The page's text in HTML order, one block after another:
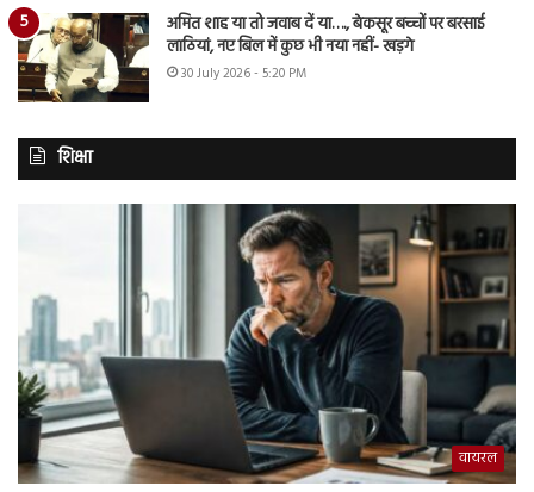
अमित शाह या तो जवाब दें या…., बेकसूर बच्चों पर बरसाई
लाठियां, नए बिल में कुछ भी नया नहीं- खड़गे
30 July 2026 - 5:20 PM
शिक्षा
वायरल